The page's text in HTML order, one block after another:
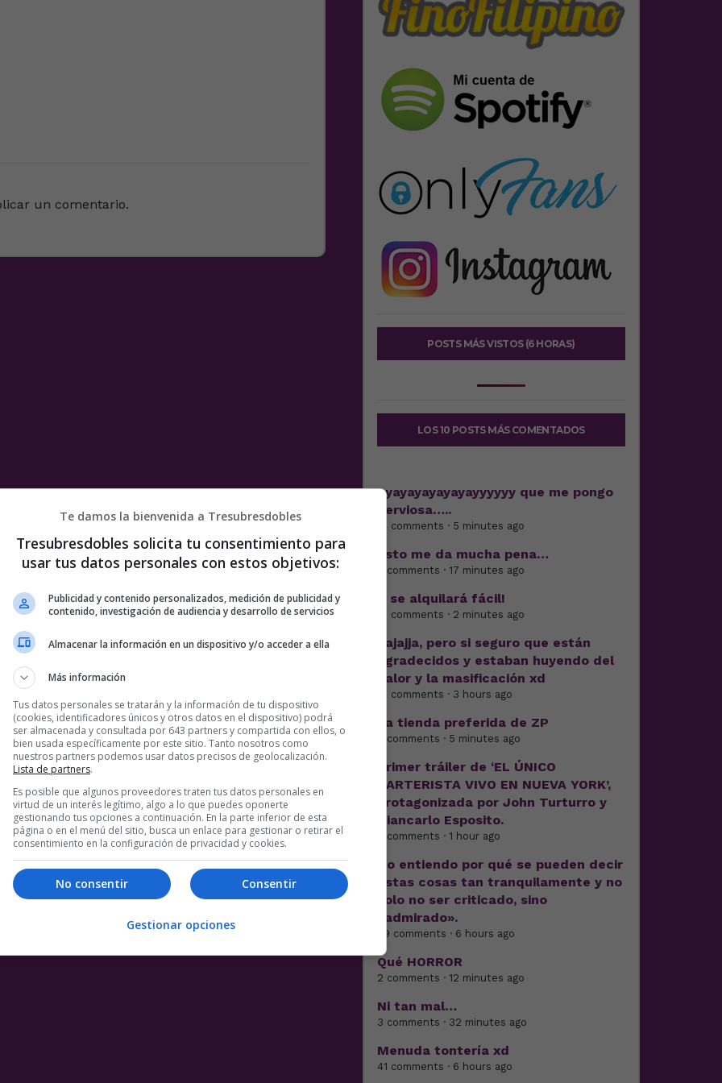
un comentario.
1 COMENTARIO
POSTS MÁS VISTOS (6 HORAS)
LOS 10 POSTS MÁS COMENTADOS
Ayayayayayayayyyyyy que me pongo
nerviosa…..
14 comments · 5 minutes ago
Esto me da mucha pena…
5 comments · 17 minutes ago
Y se alquilará fácil!
13 comments · 2 minutes ago
Jajajja, pero si seguro que están
agradecidos y estaban huyendo del
calor y la masificación xd
15 comments · 3 hours ago
La tienda preferida de ZP
6 comments · 5 minutes ago
Primer tráiler de ‘EL ÚNICO
CARTERISTA VIVO EN NUEVA YORK’,
protagonizada por John Turturro y
Giancarlo Esposito.
2 comments · 1 hour ago
No entiendo por qué se pueden decir
estas cosas tan tranquilamente y no
solo no ser criticado, sino
«admirado».
29 comments · 6 hours ago
Qué HORROR
2 comments · 12 minutes ago
Ni tan mal…
3 comments · 32 minutes ago
Menuda tontería xd
41 comments · 6 hours ago
Te damos la bienvenida a Tresubresdobles
Tresubresdobles solicita tu consentimiento para
usar tus datos personales con estos objetivos:
Publicidad y contenido personalizados, medición de publicidad y
contenido, investigación de audiencia y desarrollo de servicios
Almacenar la información en un dispositivo y/o acceder a ella
Más información
Tus datos personales se tratarán y la información de tu dispositivo
(cookies, identificadores únicos y otros datos en el dispositivo) podrá
ser almacenada y consultada por 643 partners y compartida con ellos, o
bien usada específicamente por este sitio. Tanto nosotros como
nuestros partners podemos usar datos precisos de geolocalización.
Lista de partners.
Es posible que algunos proveedores traten tus datos personales en
virtud de un interés legítimo, algo a lo que puedes oponerte
gestionando tus opciones a continuación. En la parte inferior de esta
página o en el menú del sitio, busca un enlace para gestionar o retirar el
consentimiento en la configuración de privacidad y cookies.
Consentir
No consentir
Gestionar opciones